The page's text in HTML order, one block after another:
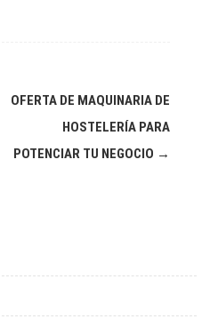
OFERTA DE MAQUINARIA DE
HOSTELERÍA PARA
POTENCIAR TU NEGOCIO →